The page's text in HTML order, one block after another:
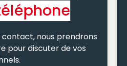
nous prendrons
pour discuter de vos